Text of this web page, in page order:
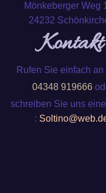
Mönkeberger Weg
24232
Kontakt
Rufen Sie einfach an
04348 919666
schreiben Sie uns eine
: